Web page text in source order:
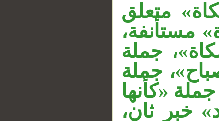
متعلق
مستأنفة،
جملة
جملة
«كأنها
خبر ثانٍ،